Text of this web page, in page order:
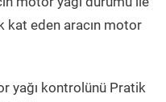
kat eden aracın motor
yağı kontrolünü Pratik